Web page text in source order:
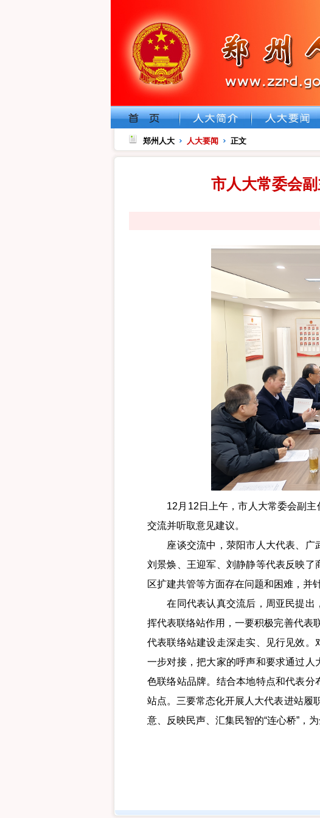
郑州人大 人大要闻 正文
市人大常委会
12月12日上午，市人大常委会副主
交流并听取意见建议。
座谈交流中，荥阳市人大代表、广武
刘景焕、王迎军、刘静静等代表反映
区扩建共管等方面存在问题和困难，并
在同代表认真交流后，周亚民提出
挥代表联络站作用，一要积极完善代表
代表联络站建设走深走实、见行见效
一步对接，把大家的呼声和要求通过
色联络站品牌。结合本地特点和代表
站点。三要常态化开展人大代表进站履
意、反映民声、汇集民智的“连心桥”，